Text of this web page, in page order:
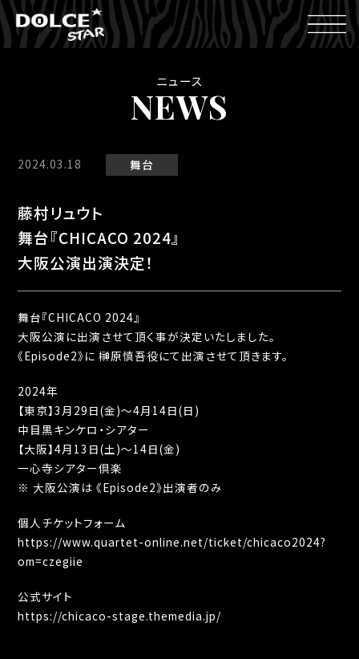
ニュース
NEWS
2024.03.18 舞台
藤村リュウト
舞台『CHICACO 2024』
大阪公演出演決定！
舞台『CHICACO 2024』
大阪公演に出演させて頂く事が決定いたしました。
《Episode2》に 榊原慎吾役にて出演させて頂きます。
2024年
【東京】3月29日(金)～4月14日(日)
中目黒キンケロ・シアター
【大阪】4月13日(土)〜14日(金)
一心寺シアター倶楽
※ 大阪公演は 《Episode2》出演者のみ
個人チケットフォーム
https://www.quartet-online.net/ticket/chicaco2024?
om=czegiie
公式サイト
https://chicaco-stage.themedia.jp/